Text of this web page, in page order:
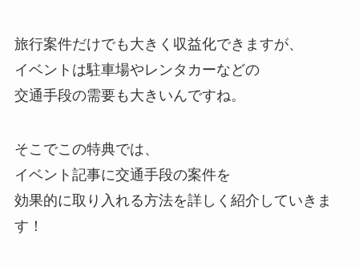
旅行案件だけでも大きく収益化できますが、
イベントは駐車場やレンタカーなどの
交通手段の需要も大きいんですね。
そこでこの特典では、
イベント記事に交通手段の案件を
効果的に取り入れる方法を詳しく紹介していきま
す！